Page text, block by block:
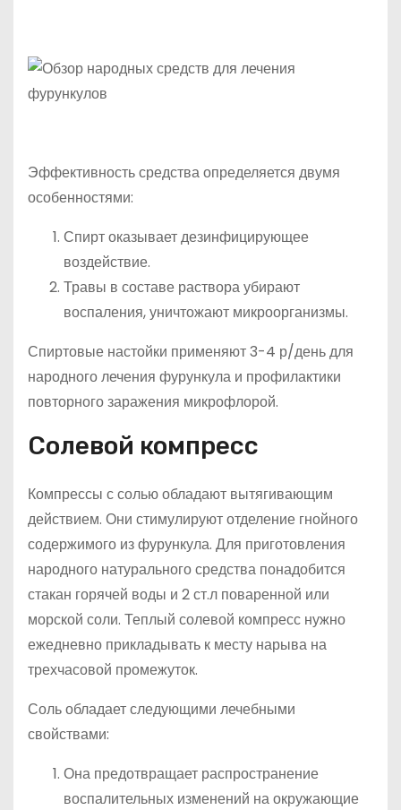
Эффективность средства определяется двумя
особенностями:
Спирт оказывает дезинфицирующее
воздействие.
Травы в составе раствора убирают
воспаления, уничтожают микроорганизмы.
Спиртовые настойки применяют 3-4 р/день для
народного лечения фурункула и профилактики
повторного заражения микрофлорой.
Солевой компресс
Компрессы с солью обладают вытягивающим
действием. Они стимулируют отделение гнойного
содержимого из фурункула. Для приготовления
народного натурального средства понадобится
стакан горячей воды и 2 ст.л поваренной или
морской соли. Теплый солевой компресс нужно
ежедневно прикладывать к месту нарыва на
трехчасовой промежуток.
Соль обладает следующими лечебными
свойствами:
Она предотвращает распространение
воспалительных изменений на окружающие